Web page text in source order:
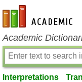
en-academic.com
Academic
Interpretations